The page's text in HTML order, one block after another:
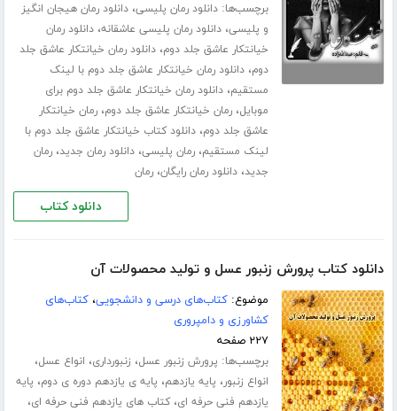
برچسب‌ها:دانلود رمان پلیسی،دانلود رمان هیجان انگیز
و پلیسی،دانلود رمان پلیسی عاشقانه،دانلود رمان
خیانتکار عاشق جلد دوم،دانلود رمان خیانتکار عاشق جلد
دوم،دانلود رمان خیانتکار عاشق جلد دوم با لینک
مستقیم،دانلود رمان خیانتکار عاشق جلد دوم برای
موبایل،رمان خیانتکار عاشق جلد دوم،رمان خیانتکار
عاشق جلد دوم،دانلود کتاب خیانتکار عاشق جلد دوم با
لینک مستقیم،رمان پلیسی،دانلود رمان جدید،رمان
جدید،دانلود رمان رایگان،رمان
دانلود کتاب
دانلود کتاب پرورش زنبور عسل و تولید محصولات آن
موضوع:کتاب‌های درسی و دانشجویی،کتاب‌های
کشاورزی و دامپروری
۲۲۷ صفحه
برچسب‌ها: پرورش زنبور عسل، زنبورداری، انواع عسل،
انواع زنبور، پایه یازدهم، پایه ی یازدهم دوره ی دوم، پایه
یازدهم فنی حرفه ای،کتاب های یازدهم فنی حرفه ای،